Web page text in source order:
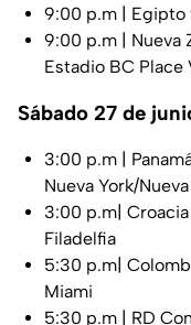
9:00 p.m | Egipto
9:00 p.m | Nueva
Estadio BC Place
Sábado 27 de
3:00 p.m |
Nueva York/
3:00 p.m|
Filadelfia
5:30 p.m|
Miami
5:30 p.m | RD